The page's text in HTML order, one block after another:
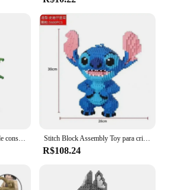
mood. As a vendor or a
these pendants are an excellent
catering to diverse
Loz buquê de flores blocos de construção kit diy flores bloco brinquedos conjunto dia dos namorados rosa tijolos conjunto presente para meninas amigos adultos Stitch Block Assembly Toy para crianças, puzzle gigante, decoração desktop, presente de aniversário, entrega rápida, novo
R$108.24